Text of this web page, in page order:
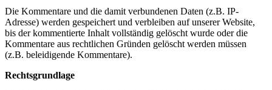
Die Kommentare und die damit verbundenen Daten (z.B. IP-
Adresse) werden gespeichert und verbleiben auf unserer Website,
bis der kommentierte Inhalt vollständig gelöscht wurde oder die
Kommentare aus rechtlichen Gründen gelöscht werden müssen
(z.B. beleidigende Kommentare).
Rechtsgrundlage